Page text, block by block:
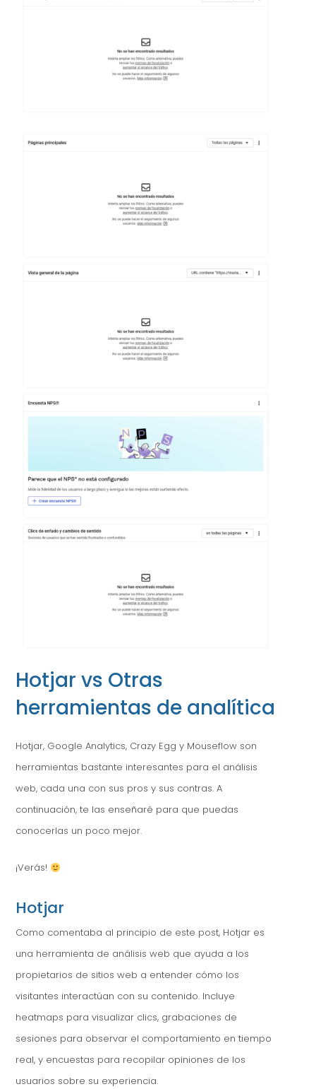
Hotjar vs Otras
herramientas de analítica
Hotjar, Google Analytics, Crazy Egg y Mouseflow son
herramientas bastante interesantes para el análisis
web, cada una con sus pros y sus contras. A
continuación, te las enseñaré para que puedas
conocerlas un poco mejor.
¡Verás!
Hotjar
Como comentaba al principio de este post, Hotjar es
una herramienta de análisis web que ayuda a los
propietarios de sitios web a entender cómo los
visitantes interactúan con su contenido. Incluye
heatmaps para visualizar clics, grabaciones de
sesiones para observar el comportamiento en tiempo
real, y encuestas para recopilar opiniones de los
usuarios sobre su experiencia.